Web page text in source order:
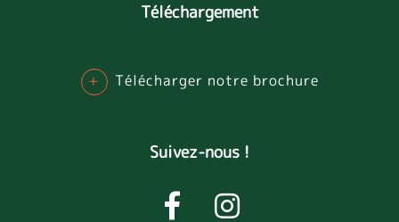
Téléchargement
+ Télécharger notre brochure
Suivez-nous !